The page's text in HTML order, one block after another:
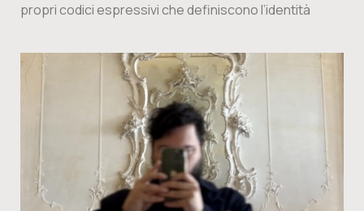
propri codici espressivi che definiscono l’identità